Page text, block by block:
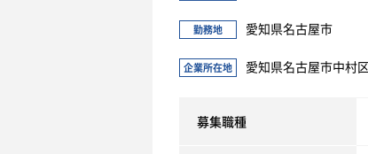
勤務地 愛知県名古屋市
企業所在地 愛知県名古屋市中村
募集職種